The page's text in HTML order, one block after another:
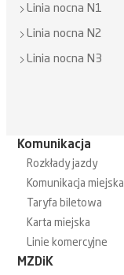
Linia nocna N1
Linia nocna N2
Linia nocna N3
Komunikacja
Rozkłady jazdy
Komunikacja miejska
Taryfa biletowa
Karta miejska
Linie komercyjne
MZDiK